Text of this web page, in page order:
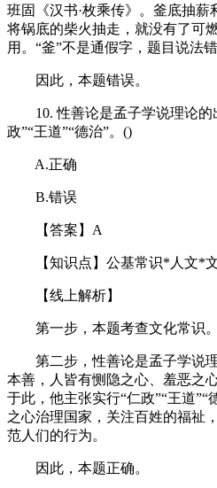
班固《汉书·枚乘传》。釜底抽薪
将锅底的柴火抽走，就没有了可
用。“釜”不是通假字，题目说法错
因此，本题错误。
10. 性善论是孟子学说理论的
政”“王道”“德治”。()
A.正确
B.错误
【答案】A
【知识点】公基常识*人文*文
【线上解析】
第一步，本题考查文化常识。
第二步，性善论是孟子学说理
本善，人皆有恻隐之心、羞恶之
于此，他主张实行“仁政”“王道
之心治理国家，关注百姓的福祉
范人们的行为。
因此，本题正确。